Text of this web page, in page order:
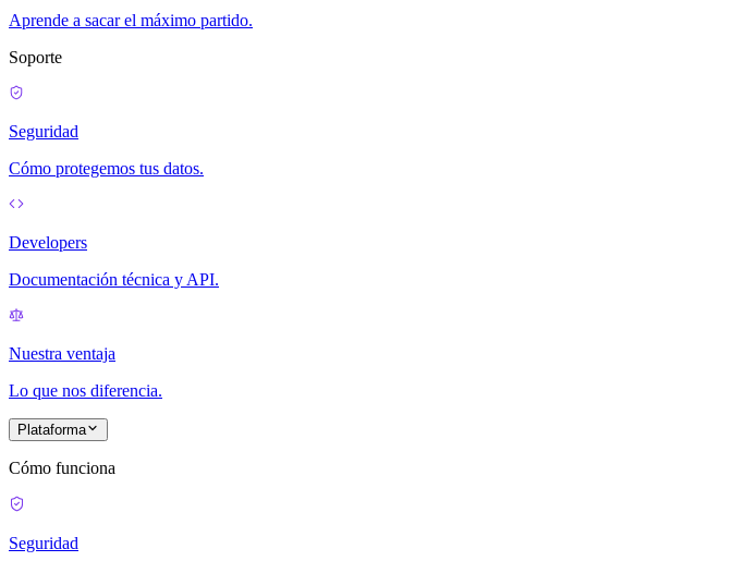
Aprende a sacar el máximo partido.
Soporte
Seguridad
Cómo protegemos tus datos.
Developers
Documentación técnica y API.
Nuestra ventaja
Lo que nos diferencia.
Plataforma
Cómo funciona
Seguridad